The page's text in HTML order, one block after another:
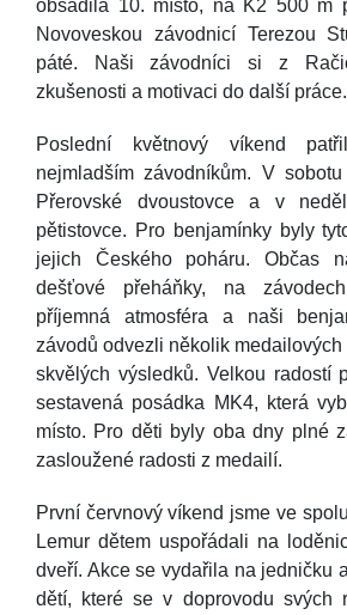
obsadila 10. místo, na K2 500 m
Novoveskou závodnicí Terezou
páté. Naši závodníci si z
zkušenosti a motivaci do další práce.
Poslední květnový víkend
nejmladším závodníkům. V
Přerovské dvoustovce a v
pětistovce. Pro benjamínky byly
jejich Českého poháru. Občas
dešťové přeháňky, na
příjemná atmosféra a naši
závodů odvezli několik
skvělých výsledků. Velkou radostí
sestavená posádka MK4, která
místo. Pro děti byly oba dny plné
zasloužené radosti z medailí.
První červnový víkend jsme ve
Lemur dětem uspořádali na
dveří. Akce se vydařila na jedničku
dětí, které se v doprovodu svých